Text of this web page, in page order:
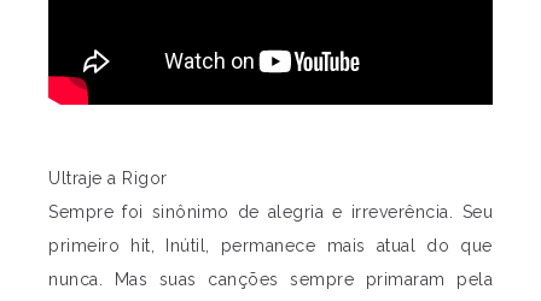
Ultraje a Rigor
Sempre foi sinônimo de alegria e irreverência. Seu
primeiro hit, Inútil, permanece mais atual do que
nunca. Mas suas canções sempre primaram pela